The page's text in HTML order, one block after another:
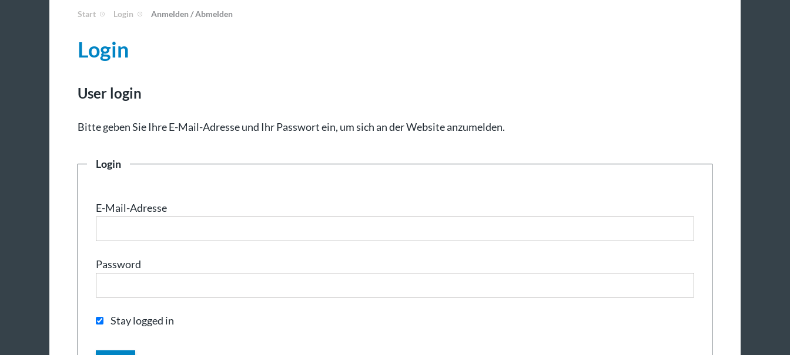
Start Login Anmelden / Abmelden
Login
User login
Bit­te ge­ben Sie Ih­re E-Mail-Adresse und Ihr Pass­wort ein, um sich an der Web­site an­zu­mel­den.
Login
E-Mail-Adresse
Password
Stay logged in